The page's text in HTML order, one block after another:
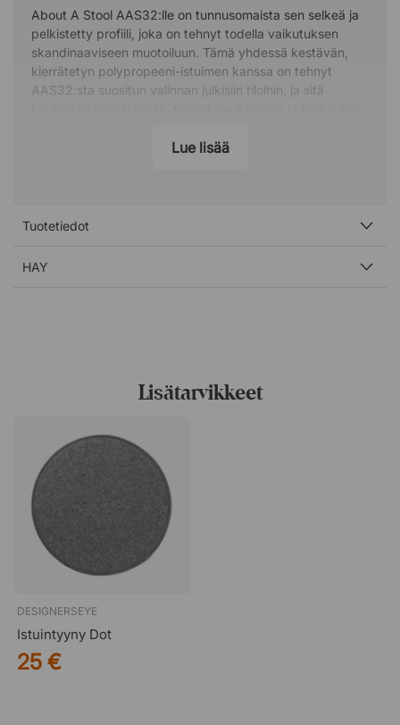
About A Stool AAS32:lle on tunnusomaista sen selkeä ja
pelkistetty profiili, joka on tehnyt todella vaikutuksen
skandinaaviseen muotoiluun. Tämä yhdessä kestävän,
kierrätetyn polypropeeni-istuimen kanssa on tehnyt
AAS32:sta suositun valinnan julkisiin tiloihin, ja sitä
Taideteollisessa korkeakoulussa Helsingissä ja suoritti
kuninkaallisesta taideakatemiasta. Vuonna 2003 hän
islantilaisen suunnittelijan Gudmundur Ludvikin kanssa.
Lue lisää
Tuotetiedot
HAY
Lisätarvikkeet
DESIGNERSEYE
Istuintyyny Dot
25 €